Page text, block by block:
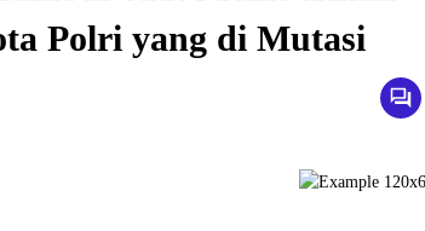
Polri yang di Mutasi